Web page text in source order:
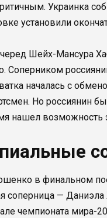
Украинка
установили
Шейх-Мансура
Соперником
началась с
Но россиянин
нашел
в финальном
соперница —
чемпионата мира-